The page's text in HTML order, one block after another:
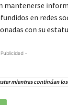
en redes
con su
-
mientras continúan